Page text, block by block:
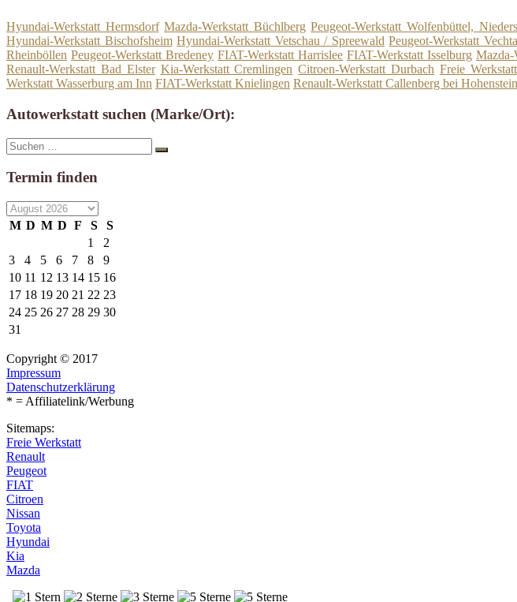
Hyundai-Werkstatt Hermsdorf Mazda-Werkstatt Büchlberg Peugeot-Werkstatt Wolfenbüttel,
Hyundai-Werkstatt Bischofsheim Hyundai-Werkstatt Vetschau / Spreewald Peugeot-Werkstatt Vechta
Rheinböllen Peugeot-Werkstatt Bredeney FIAT-Werkstatt Harrislee FIAT-Werkstatt Isselburg
Renault-Werkstatt Bad Elster Kia-Werkstatt Cremlingen Citroen-Werkstatt Durbach Freie
Werkstatt Wasserburg am Inn FIAT-Werkstatt Knielingen Renault-Werkstatt Callenberg bei
Autowerkstatt suchen (Marke/Ort):
Suche
nach:
Suchen
Termin finden
M D M D F S
S
1
2
3
4 5 6 7 8
9
10 11 12 13 14 15 16
17 18 19 20 21 22 23
24 25 26 27 28 29 30
31
Copyright © 2017
Impressum
Datenschutzerklärung
* = Affiliatelink/Werbung
Sitemaps:
Freie Werkstatt
Renault
Peugeot
FIAT
Citroen
Nissan
Toyota
Hyundai
Kia
Mazda